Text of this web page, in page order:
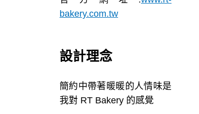
bakery.com.tw
設計理念
簡約中帶著暖暖的人情味是
我對 RT Bakery 的感覺